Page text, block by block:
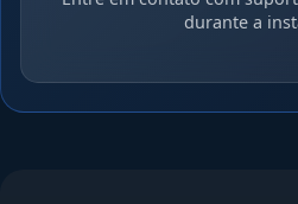
durante a